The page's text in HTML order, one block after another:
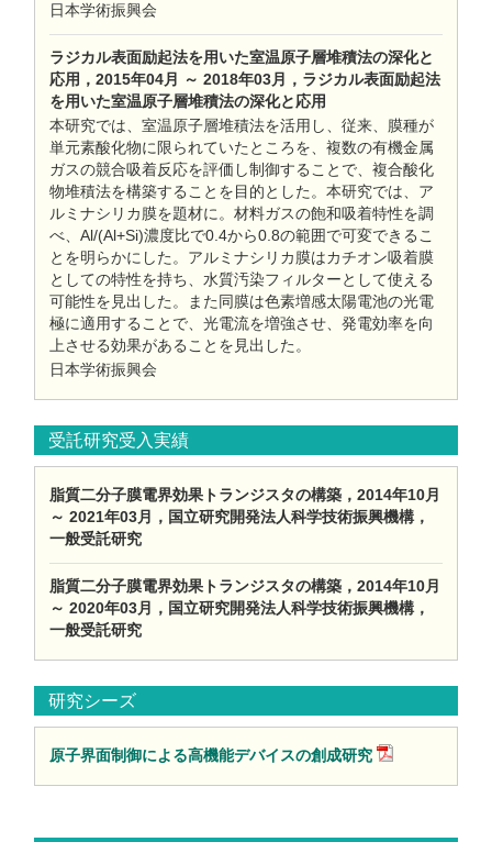
日本学術振興会
ラジカル表面励起法を用いた室温原子層堆積法の深化と
応用，2015年04月 ～ 2018年03月，ラジカル表面励起法
を用いた室温原子層堆積法の深化と応用
本研究では、室温原子層堆積法を活用し、従来、膜種が
単元素酸化物に限られていたところを、複数の有機金属
ガスの競合吸着反応を評価し制御することで、複合酸化
物堆積法を構築することを目的とした。本研究では、ア
ルミナシリカ膜を題材に。材料ガスの飽和吸着特性を調
べ、Al/(Al+Si)濃度比で0.4から0.8の範囲で可変できるこ
とを明らかにした。アルミナシリカ膜はカチオン吸着膜
としての特性を持ち、水質汚染フィルターとして使える
可能性を見出した。また同膜は色素増感太陽電池の光電
極に適用することで、光電流を増強させ、発電効率を向
上させる効果があることを見出した。
日本学術振興会
受託研究受入実績
脂質二分子膜電界効果トランジスタの構築，2014年10月
～ 2021年03月，国立研究開発法人科学技術振興機構，
一般受託研究
脂質二分子膜電界効果トランジスタの構築，2014年10月
～ 2020年03月，国立研究開発法人科学技術振興機構，
一般受託研究
研究シーズ
原子界面制御による高機能デバイスの創成研究